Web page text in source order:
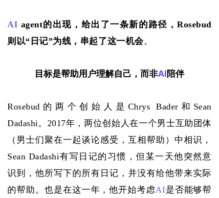
AI agent的出现，给出了一条新的路径，Rosebud
则以“日记”为线，串起了这一机会。
目标是帮助用户理解自己，而非AI陪伴
Rosebud的两个创始人是Chrys Bader和Sean
Dadashi。2017年，两位创始人在一个男士互助团体
（男士们聚在一起谈论感受，互相帮助）中相识，
Sean Dadashi有写日记的习惯，但某一天他突然意
识到，他所写下的所有日记，并没有给他带来实际
的帮助。也是在这一年，他开始考虑AI是否能够帮